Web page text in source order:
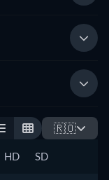
🇷🇴
HD SD